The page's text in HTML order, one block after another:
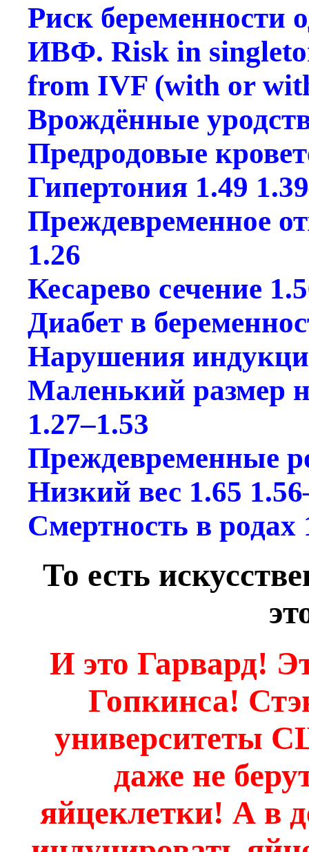
Риск беременности
ИВФ. Risk in
from IVF (with or
Врождённые
Предродовые
Гипертония 1.49
Преждевременное
1.26
Кесарево сечение
Диабет в
Нарушения
Маленький размер
1.27–1.53
Преждевременные
Низкий вес 1.65
Смертность в родах
То есть
И это Гарвард!
Гопкинса!
университеты
даже не
яйцеклетки! А в